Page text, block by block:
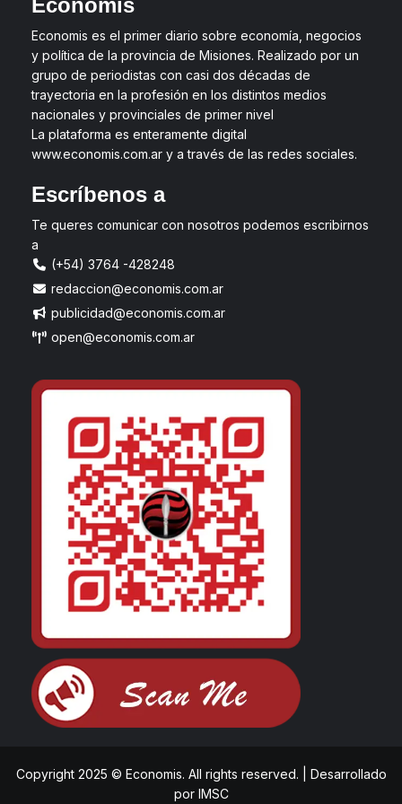
Economis
Economis es el primer diario sobre economía, negocios
y política de la provincia de Misiones. Realizado por un
grupo de periodistas con casi dos décadas de
trayectoria en la profesión en los distintos medios
nacionales y provinciales de primer nivel
La plataforma es enteramente digital
www.economis.com.ar y a través de las redes sociales.
Escríbenos a
Te queres comunicar con nosotros podemos escribirnos
a
(+54) 3764 -428248
redaccion@economis.com.ar
publicidad@economis.com.ar
open@economis.com.ar
Copyright 2025 © Economis. All rights reserved.
Desarrollado
porIMSC